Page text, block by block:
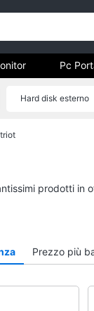
Pc
Hard disk esterno
prodotti
Prezzo più